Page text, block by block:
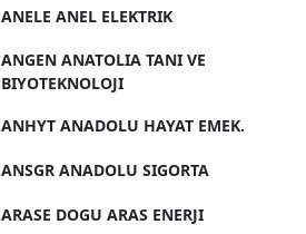
ANELE ANEL ELEKTRIK
ANGEN ANATOLIA TANI VE
BIYOTEKNOLOJI
ANHYT ANADOLU HAYAT EMEK.
ANSGR ANADOLU SIGORTA
ARASE DOGU ARAS ENERJI